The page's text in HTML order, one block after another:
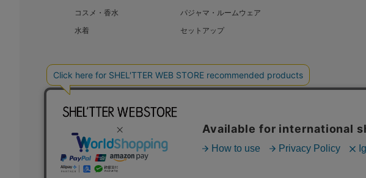
コスメ・香水
パジャマ・ルームウェア
水着
セットアップ
BAROQUE JAPAN LIMITED SHEL’TTER GREEN
COPYRIGHT © BAROQUE JAPAN LIMITED ALL RIGHTS RESERVED.